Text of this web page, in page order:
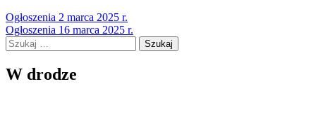
Nawigacja
wpisu
Ogłoszenia 2 marca 2025 r.
Ogłoszenia 16 marca 2025 r.
Szukaj:
W drodze